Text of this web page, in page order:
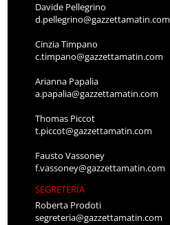
Davide Pellegrino
d.pellegrino@gazzettamatin.com
Cinzia Timpano
c.timpano@gazzettamatin.com
Arianna Papalia
a.papalia@gazzettamatin.com
Thomas Piccot
t.piccot@gazzettamatin.com
Fausto Vassoney
f.vassoney@gazzettamatin.com
SEGRETERIA
Roberta Prodoti
segreteria@gazzettamatin.com